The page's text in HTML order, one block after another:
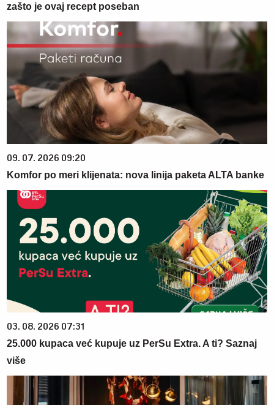
zašto je ovaj recept poseban
09. 07. 2026 09:20
Komfor po meri klijenata: nova linija paketa ALTA banke
03. 08. 2026 07:31
25.000 kupaca već kupuje uz PerSu Extra. A ti? Saznaj
više